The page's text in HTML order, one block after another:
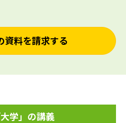
資料を請求する
学」の講義